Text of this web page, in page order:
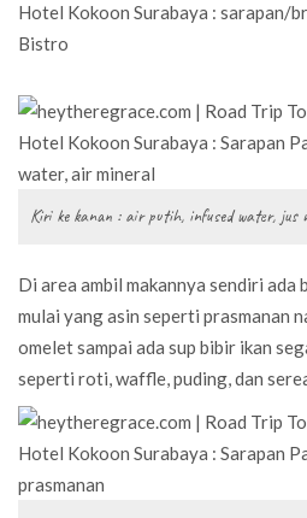
Kiri ke kanan : air putih, infused water, jus
Di area ambil makannya sendiri ada
mulai yang asin seperti prasmanan
omelet sampai ada sup bibir ikan
seperti roti, waffle, puding, dan